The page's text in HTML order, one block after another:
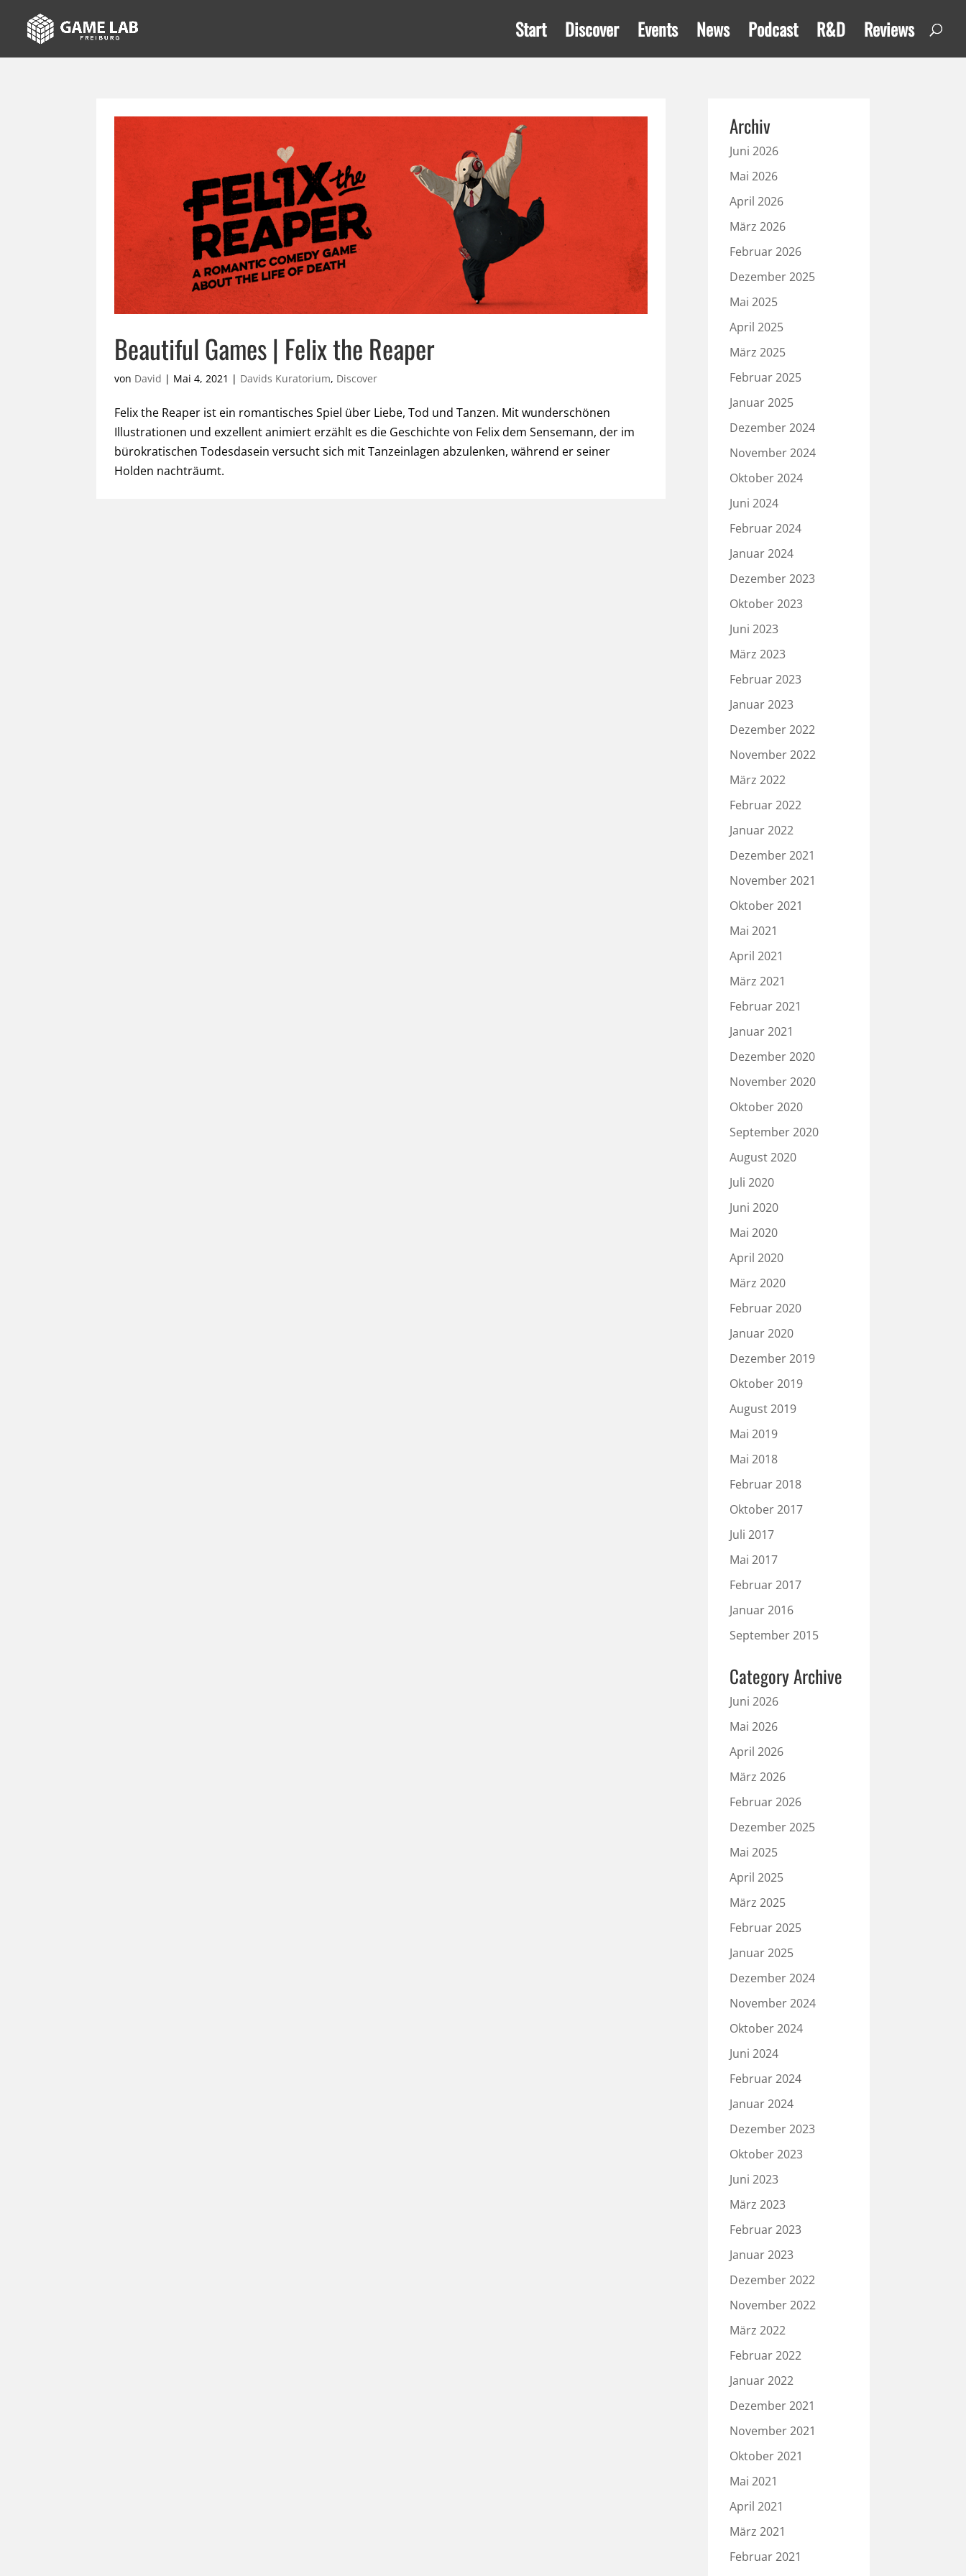
Start Discover Events News Podcast R&D Reviews
Beautiful Games | Felix the Reaper
von David | Mai 4, 2021 | Davids Kuratorium, Discover
Felix the Reaper ist ein romantisches Spiel über Liebe, Tod und Tanzen. Mit wunderschönen
Illustrationen und exzellent animiert erzählt es die Geschichte von Felix dem Sensemann, der im
bürokratischen Todesdasein versucht sich mit Tanzeinlagen abzulenken, während er seiner
Holden nachträumt.
Archiv
Juni 2026
Mai 2026
April 2026
März 2026
Februar 2026
Dezember 2025
Mai 2025
April 2025
März 2025
Februar 2025
Januar 2025
Dezember 2024
November 2024
Oktober 2024
Juni 2024
Februar 2024
Januar 2024
Dezember 2023
Oktober 2023
Juni 2023
März 2023
Februar 2023
Januar 2023
Dezember 2022
November 2022
März 2022
Februar 2022
Januar 2022
Dezember 2021
November 2021
Oktober 2021
Mai 2021
April 2021
März 2021
Februar 2021
Januar 2021
Dezember 2020
November 2020
Oktober 2020
September 2020
August 2020
Juli 2020
Juni 2020
Mai 2020
April 2020
März 2020
Februar 2020
Januar 2020
Dezember 2019
Oktober 2019
August 2019
Mai 2019
Mai 2018
Februar 2018
Oktober 2017
Juli 2017
Mai 2017
Februar 2017
Januar 2016
September 2015
Category Archive
Juni 2026
Mai 2026
April 2026
März 2026
Februar 2026
Dezember 2025
Mai 2025
April 2025
März 2025
Februar 2025
Januar 2025
Dezember 2024
November 2024
Oktober 2024
Juni 2024
Februar 2024
Januar 2024
Dezember 2023
Oktober 2023
Juni 2023
März 2023
Februar 2023
Januar 2023
Dezember 2022
November 2022
März 2022
Februar 2022
Januar 2022
Dezember 2021
November 2021
Oktober 2021
Mai 2021
April 2021
März 2021
Februar 2021